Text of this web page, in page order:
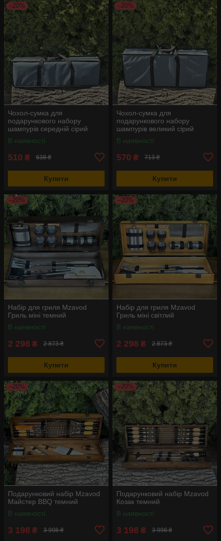
–20%
Чохол-сумка для
подарункового набору
шампурів середній сірий
В наявності
510 ₴ 638 ₴
Купити
–20%
Чохол-сумка для
подарункового набору
шампурів великий сірий
В наявності
570 ₴ 713 ₴
Купити
–20%
Набір для гриля Mzavod
Гриль міні темний
В наявності
2 298 ₴ 2 873 ₴
Купити
–20%
Набір для гриля Mzavod
Гриль міні світлий
В наявності
2 298 ₴ 2 873 ₴
Купити
–20%
Подарунковий набір Mzavod
Майстер BBQ темний
В наявності
3 198 ₴ 3 998 ₴
–20%
Подарунковий набір Mzavod
Козак темний
В наявності
3 198 ₴ 3 998 ₴